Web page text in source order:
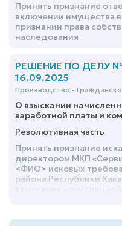
Принять признание
включении имущества
признании права
наследования
РЕШЕНИЕ ПО ДЕЛУ
16.09.2025
Производство -
О взыскании
заработной платы и
Резолютивная часть
Принять признание
директором МКП
<ФИО> исковых
района Республики
заработной платы и